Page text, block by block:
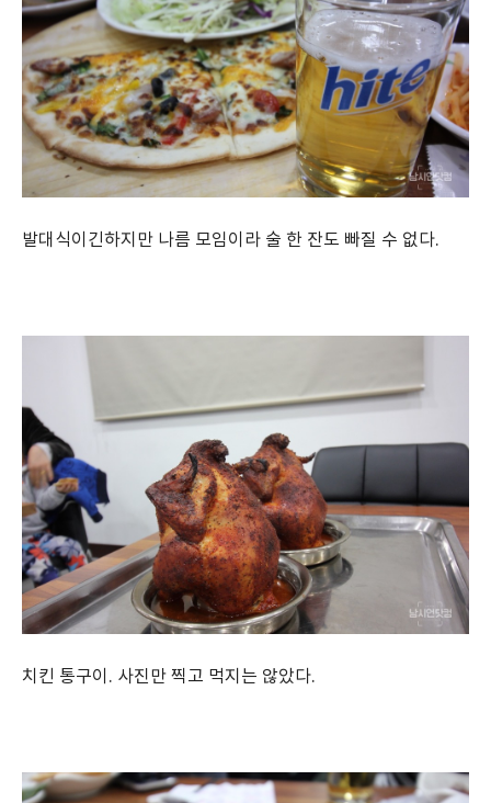
발대식이긴하지만 나름 모임이라 술 한 잔도 빠질 수 없다.
치킨 통구이. 사진만 찍고 먹지는 않았다.